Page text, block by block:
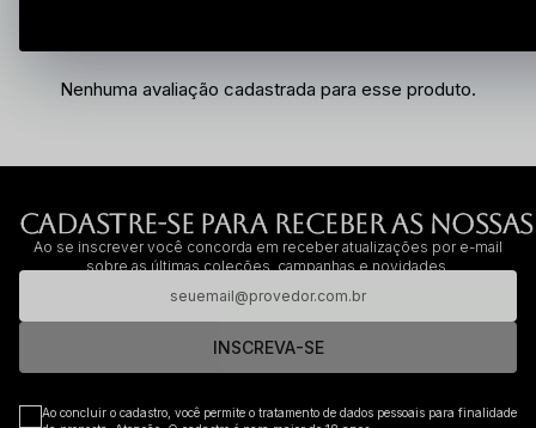
Nenhuma avaliação cadastrada para esse produto.
CADASTRE-SE PARA RECEBER AS
Ao se inscrever você concorda em receber atualizações por e-mail
sobre as últimas coleções, campanhas e novidades.
INSCREVA-SE
Ao concluir o cadastro, você permite o tratamento de dados pessoais para finalidade